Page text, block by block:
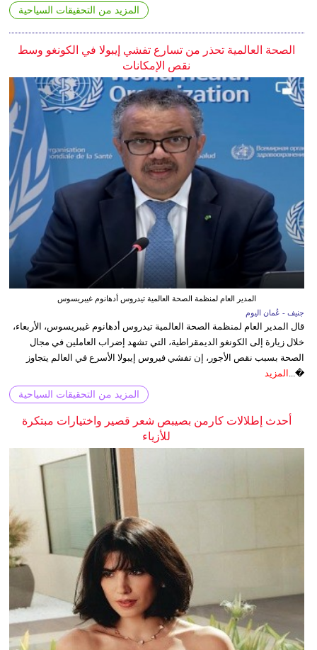
المزيد من التحقيقات السياحية
الصحة العالمية تحذر من تسارع تفشي إيبولا في الكونغو وسط
نقص الإمكانات
المدير العام لمنظمة الصحة العالمية تيدروس أدهانوم غيبريسوس
جنيف - عُمان اليوم
قال المدير العام لمنظمة الصحة العالمية تيدروس أدهانوم غيبريسوس، الأربعاء،
خلال زيارة إلى الكونغو الديمقراطية، التي تشهد إضراب العاملين في مجال
الصحة بسبب نقص الأجور، إن تفشي فيروس إيبولا الأسرع في العالم يتجاوز
�... المزيد
المزيد من التحقيقات السياحية
أحدث إطلالات كارمن بصيبص شعر قصير واختيارات مبتكرة
للأزياء